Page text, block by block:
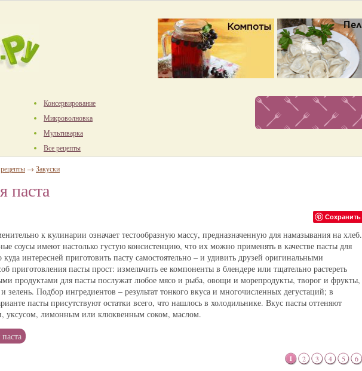
Консервирование
Микроволновка
Мультиварка
Все рецепты
→ Закуски
паста
Сохранить
к кулинарии означает тестообразную массу, предназначенную для намазывания на хлеб.
соусы имеют настолько густую консистенцию, что их можно применять в качестве пасты для
куда интересней приготовить пасту самостоятельно – и удивить друзей оригинальными
приготовления пасты прост: измельчить ее компоненты в блендере или тщательно растереть
продуктами для пасты послужат любое мясо и рыба, овощи и морепродукты, творог и фрукты,
зелень. Подбор ингредиентов – результат тонкого вкуса и многочисленных дегустаций; в
пасты присутствуют остатки всего, что нашлось в холодильнике. Вкус пасты оттеняют
уксусом, лимонным или клюквенным соком, маслом.
1 2 3 4 5 6